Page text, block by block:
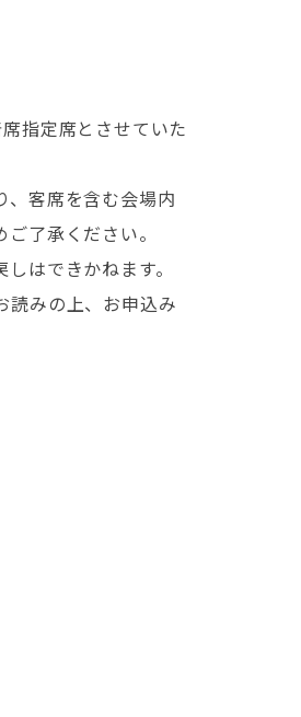
指定席とさせていた
、客席を含む会場内
了承ください。
はできかねます。
読みの上、お申込み